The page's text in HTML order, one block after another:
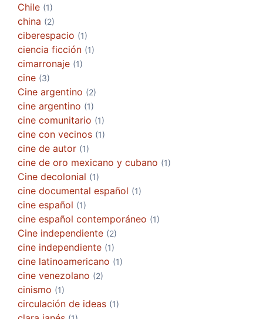
Chile (1)
china (2)
ciberespacio (1)
ciencia ficción (1)
cimarronaje (1)
cine (3)
Cine argentino (2)
cine argentino (1)
cine comunitario (1)
cine con vecinos (1)
cine de autor (1)
cine de oro mexicano y cubano (1)
Cine decolonial (1)
cine documental español (1)
cine español (1)
cine español contemporáneo (1)
Cine independiente (2)
cine independiente (1)
cine latinoamericano (1)
cine venezolano (2)
cinismo (1)
circulación de ideas (1)